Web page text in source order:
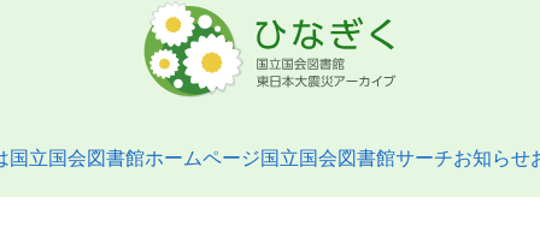
国立国会図書館ホームページ国立国会図書館サーチお知らせ